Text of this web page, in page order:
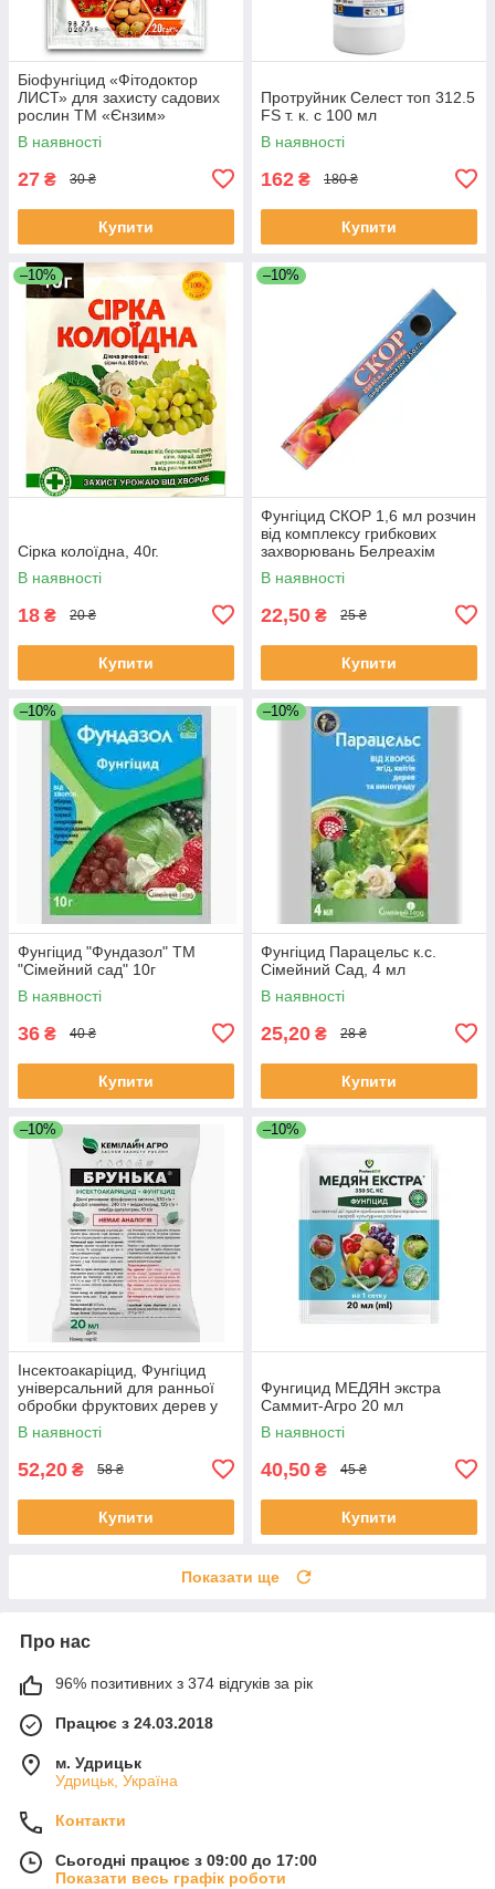
Біофунгіцид «Фітодоктор
ЛИСТ» для захисту садових
рослин ТМ «Єнзим»
В наявності
27 ₴ 30 ₴
Купити
Протруйник Селест топ 312.5
FS т. к. с 100 мл
В наявності
162 ₴ 180 ₴
Купити
–10%
Сірка колоїдна, 40г.
В наявності
18 ₴ 20 ₴
Купити
–10%
Фунгіцид СКОР 1,6 мл розчин
від комплексу грибкових
захворювань Белреахім
В наявності
22,50 ₴ 25 ₴
Купити
–10%
Фунгіцид "Фундазол" ТМ
"Сімейний сад" 10г
В наявності
36 ₴ 40 ₴
Купити
–10%
Фунгіцид Парацельс к.с.
Сімейний Сад, 4 мл
В наявності
25,20 ₴ 28 ₴
Купити
–10%
Інсектоакаріцид, Фунгіцид
універсальний для ранньої
обробки фруктових дерев у
саду Брунька 20мл
В наявності
52,20 ₴ 58 ₴
Купити
–10%
Фунгицид МЕДЯН экстра
Саммит-Агро 20 мл
В наявності
40,50 ₴ 45 ₴
Купити
Показати ще
Про нас
96% позитивних з 374 відгуків за рік
Працює з 24.03.2018
м. Удрицьк
Удрицьк, Україна
Контакти
Сьогодні працює з 09:00 до 17:00
Показати весь графік роботи